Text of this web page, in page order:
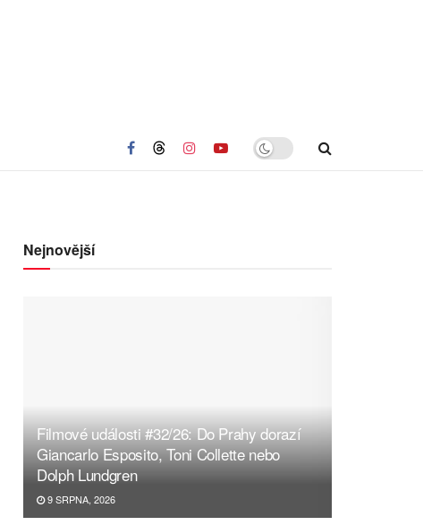
Nejnovější
Filmové události #32/26: Do Prahy dorazí
Giancarlo Esposito, Toni Collette nebo
Dolph Lundgren
9 SRPNA, 2026